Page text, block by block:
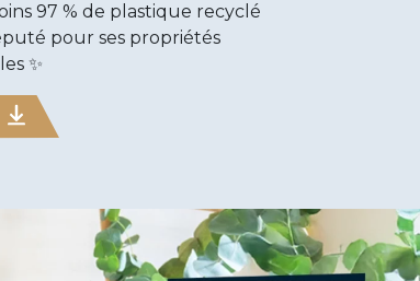
97 % de plastique recyclé
pour ses propriétés
✨